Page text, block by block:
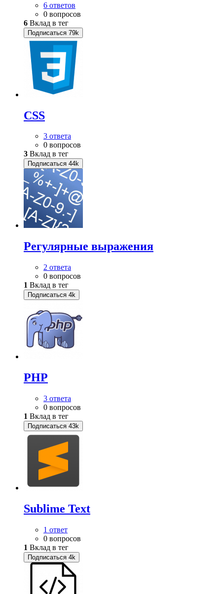
6 ответов
0 вопросов
6 Вклад в тег
Подписаться 79k
CSS
3 ответа
0 вопросов
3 Вклад в тег
Подписаться 44k
Регулярные выражения
2 ответа
0 вопросов
1 Вклад в тег
Подписаться 4k
PHP
3 ответа
0 вопросов
1 Вклад в тег
Подписаться 43k
Sublime Text
1 ответ
0 вопросов
1 Вклад в тег
Подписаться 4k